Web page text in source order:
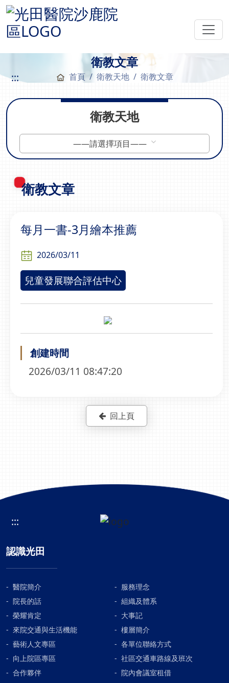
衛教文章
::: 首頁 衛教天地 衛教文章
衛教天地
——請選擇項目——
衛教文章
每月一書-3月繪本推薦
2026/03/11
兒童發展聯合評估中心
創建時間
2026/03/11 08:47:20
回上頁
:::
認識光田
醫院簡介
服務理念
院長的話
組織及體系
榮耀肯定
大事記
來院交通與生活機能
樓層簡介
藝術人文專區
各單位聯絡方式
向上院區專區
社區交通車路線及班次
合作夥伴
院內會議室租借